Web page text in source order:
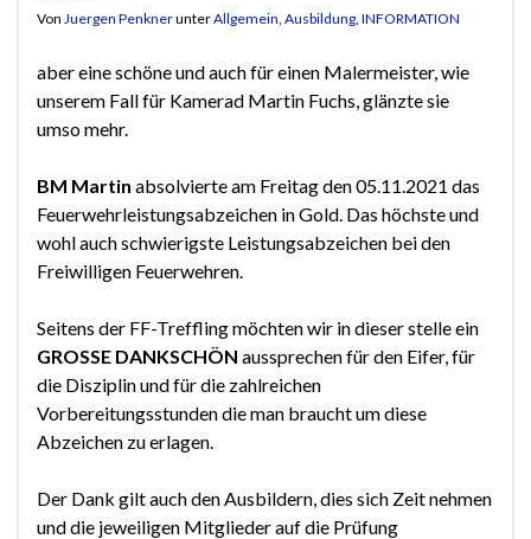
Von Juergen PenknerunterAllgemein Ausbildung INFORMATION
aber eine schöne und auch für einen Malermeister, wie
unserem Fall für Kamerad Martin Fuchs, glänzte sie
umso mehr.
BM Martin absolvierte am Freitag den 05.11.2021 das
Feuerwehrleistungsabzeichen in Gold. Das höchste und
wohl auch schwierigste Leistungsabzeichen bei den
Freiwilligen Feuerwehren.
Seitens der FF-Treffling möchten wir in dieser stelle ein
GROSSE DANKSCHÖN aussprechen für den Eifer, für
die Disziplin und für die zahlreichen
Vorbereitungsstunden die man braucht um diese
Abzeichen zu erlagen.
Der Dank gilt auch den Ausbildern, dies sich Zeit nehmen
und die jeweiligen Mitglieder auf die Prüfung